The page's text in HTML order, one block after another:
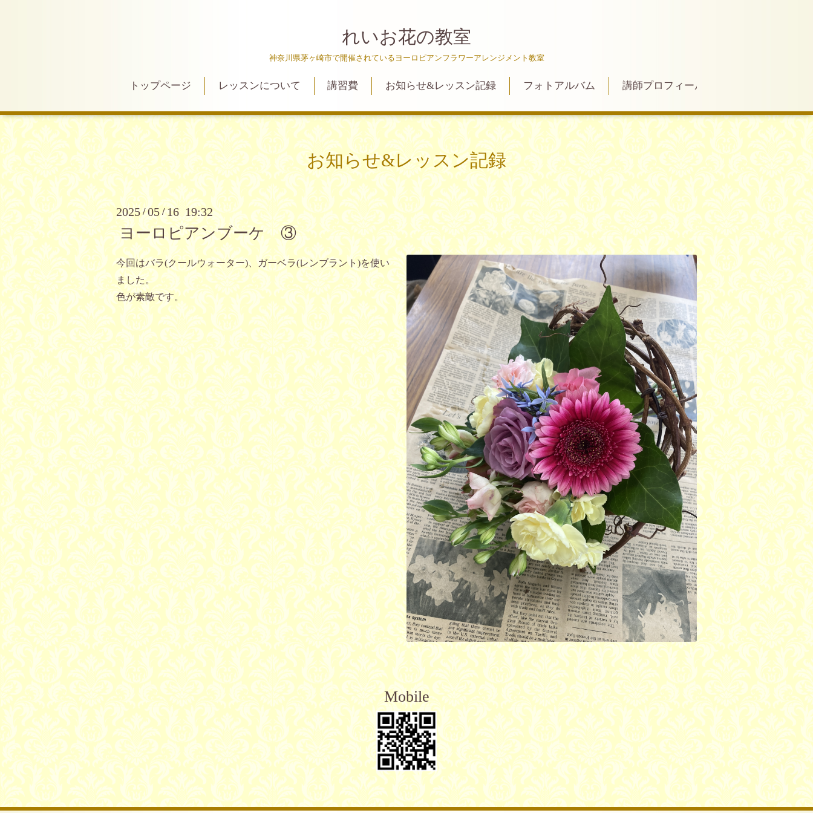
れいお花の教室
神奈川県茅ヶ崎市で開催されているヨーロピアンフラワーアレンジメント教室
トップページ レッスンについて 講習費 お知らせ&レッスン記録 フォトアルバム 講師プロフィール
お知らせ&レッスン記録
2025/05/16 19:32
ヨーロピアンブーケ ③
今回はバラ(クールウォーター)、ガーベラ(レンブラント)を使い
ました。
色が素敵です。
Mobile